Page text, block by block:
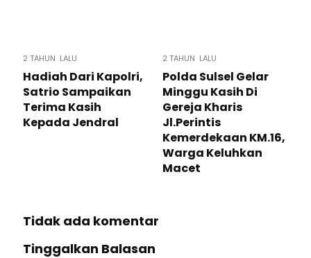
2 TAHUN LALU
Hadiah Dari Kapolri,
Satrio Sampaikan
Terima Kasih
Kepada Jendral
2 TAHUN LALU
Polda Sulsel Gelar
Minggu Kasih Di
Gereja Kharis
Jl.Perintis
Kemerdekaan KM.16,
Warga Keluhkan
Macet
Tidak ada komentar
Tinggalkan Balasan